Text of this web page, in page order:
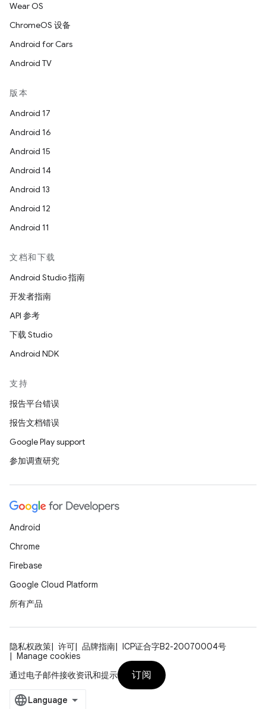
Wear OS
ChromeOS 设备
Android for Cars
Android TV
版本
Android 17
Android 16
Android 15
Android 14
Android 13
Android 12
Android 11
文档和下载
Android Studio 指南
开发者指南
API 参考
下载 Studio
Android NDK
支持
报告平台错误
报告文档错误
Google Play support
参加调查研究
Android
Chrome
Firebase
Google Cloud Platform
所有产品
隐私权政策 许可 品牌指南
ICP证合字B2-20070004号
Manage cookies
通过电子邮件接收资讯和提示
订阅